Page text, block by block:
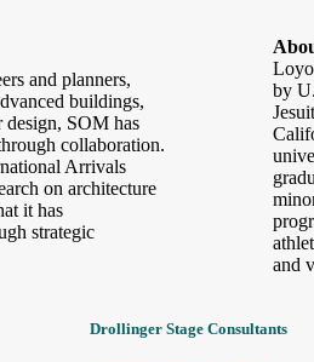
and planners,
buildings,
design, SOM has
collaboration.
Arrivals
on architecture
it has
strategic
by
and
Drollinger Stage Consultants